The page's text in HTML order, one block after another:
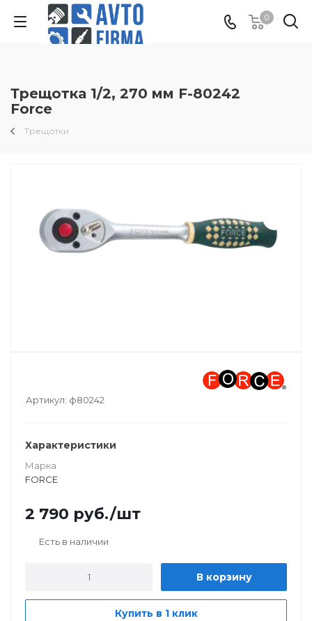
0
Трещотка 1/2, 270 мм F-80242
Force
Трещотки
Артикул: ф80242
Характеристики
Марка
FORCE
2 790 руб./шт
Есть в наличии
В корзину
Купить в 1 клик